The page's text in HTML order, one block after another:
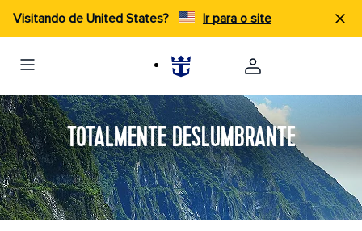
Visitando de United States? Ir para o site
TOTALMENTE DESLUMBRANTE